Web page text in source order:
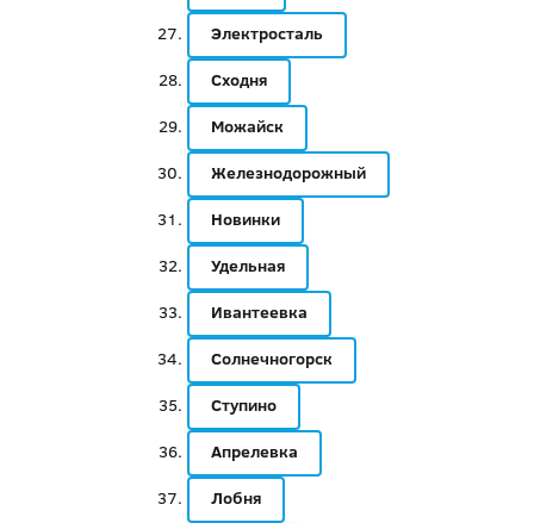
Электросталь
Сходня
Можайск
Железнодорожный
Новинки
Удельная
Ивантеевка
Солнечногорск
Ступино
Апрелевка
Лобня